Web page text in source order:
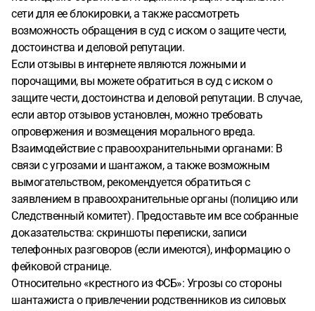
сети для ее блокировки, а также рассмотреть
возможность обращения в суд с иском о защите чести,
достоинства и деловой репутации.
Если отзывы в интернете являются ложными и
порочащими, вы можете обратиться в суд с иском о
защите чести, достоинства и деловой репутации. В случае,
если автор отзывов установлен, можно требовать
опровержения и возмещения морального вреда.
Взаимодействие с правоохранительными органами: В
связи с угрозами и шантажом, а также возможным
вымогательством, рекомендуется обратиться с
заявлением в правоохранительные органы (полицию или
Следственный комитет). Предоставьте им все собранные
доказательства: скриншоты переписки, записи
телефонных разговоров (если имеются), информацию о
фейковой странице.
Относительно «крестного из ФСБ»: Угрозы со стороны
шантажиста о привлечении родственников из силовых